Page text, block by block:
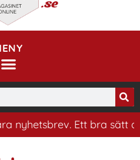
Ett bra sätt att